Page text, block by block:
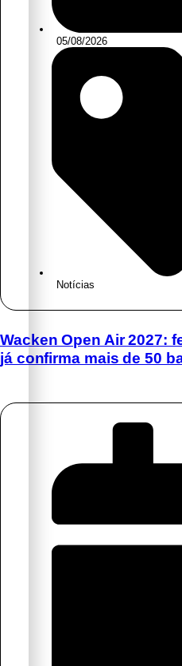
05/08/2026
Notícias
Wacken Open Air 2027:
já confirma mais de 50